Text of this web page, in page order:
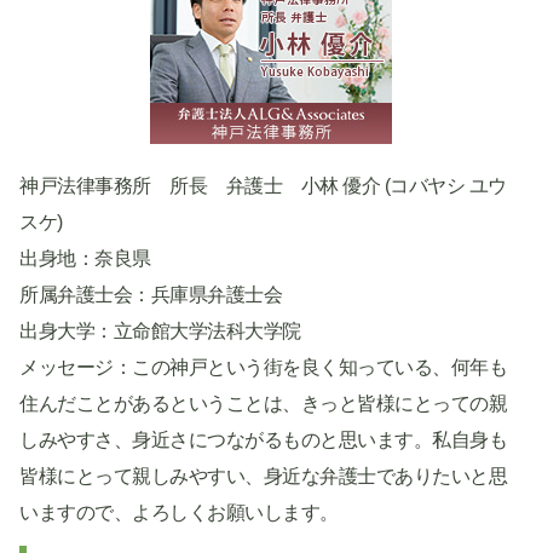
神戸法律事務所 所長 弁護士 小林 優介 (コバヤシ ユウ
スケ)
出身地：奈良県
所属弁護士会：兵庫県弁護士会
出身大学：立命館大学法科大学院
メッセージ：この神戸という街を良く知っている、何年も
住んだことがあるということは、きっと皆様にとっての親
しみやすさ、身近さにつながるものと思います。私自身も
皆様にとって親しみやすい、身近な弁護士でありたいと思
いますので、よろしくお願いします。